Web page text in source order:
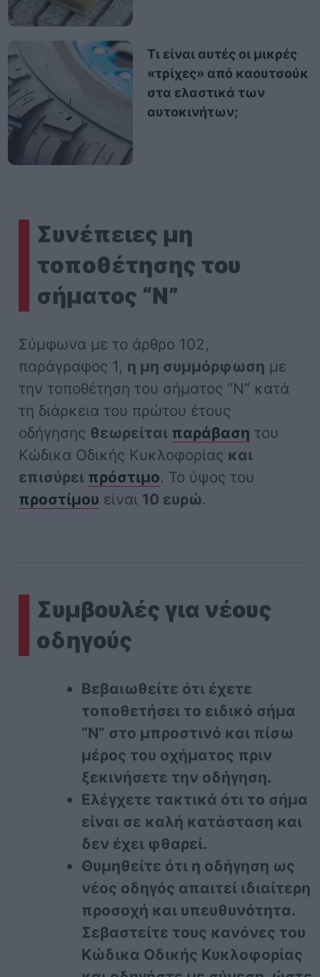
Τι είναι αυτές οι μικρές
«τρίχες» από καουτσούκ
στα ελαστικά των
αυτοκινήτων;
Συνέπειες μη
τοποθέτησης του
σήματος “Ν”
Σύμφωνα με το άρθρο 102,
παράγραφος 1, η μη συμμόρφωση με
την τοποθέτηση του σήματος “Ν” κατά
τη διάρκεια του πρώτου έτους
οδήγησης θεωρείται παράβαση του
Κώδικα Οδικής Κυκλοφορίας και
επισύρει πρόστιμο. Το ύψος του
προστίμου είναι 10 ευρώ.
Συμβουλές για νέους
οδηγούς
Βεβαιωθείτε ότι έχετε
τοποθετήσει το ειδικό σήμα
“Ν” στο μπροστινό και πίσω
μέρος του οχήματος πριν
ξεκινήσετε την οδήγηση.
Ελέγχετε τακτικά ότι το σήμα
είναι σε καλή κατάσταση και
δεν έχει φθαρεί.
Θυμηθείτε ότι η οδήγηση ως
νέος οδηγός απαιτεί ιδιαίτερη
προσοχή και υπευθυνότητα.
Σεβαστείτε τους κανόνες του
Κώδικα Οδικής Κυκλοφορίας